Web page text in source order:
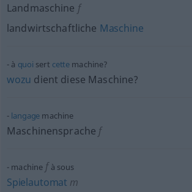
Landmaschine f
landwirtschaftliche Maschine
à quoi sert cette machine?
wozu dient diese Maschine?
langage machine
Maschinensprache f
machine f à sous
Spielautomat m